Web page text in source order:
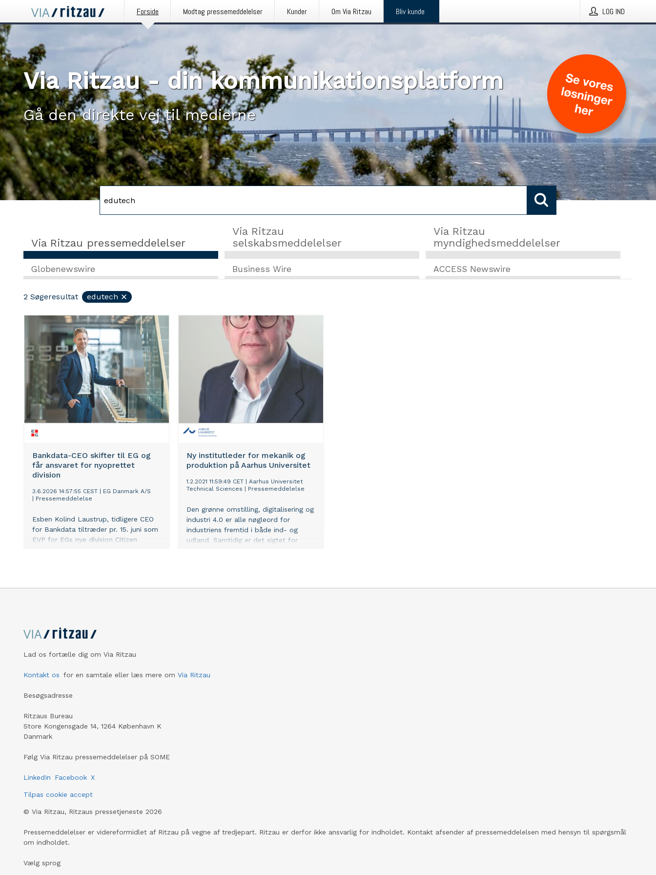
Forside Modtag pressemeddelelser Kunder Om Via Ritzau Bliv kunde LOG IND
Via Ritzau - din kommunikationsplatform
Gå den direkte vej til medierne
Via Ritzau pressemeddelelser
Via Ritzau
selskabsmeddelelser
Via Ritzau
myndighedsmeddelelser
Globenewswire Business Wire ACCESS Newswire
2 Søgeresultat edutech
Bankdata-CEO skifter til EG og
får ansvaret for nyoprettet
division
3.6.2026 14:57:55 CEST
EG Danmark A/S
Pressemeddelelse
Esben Kolind Laustrup, tidligere CEO
for Bankdata tiltræder pr. 15. juni som
EVP for EGs nye division Citizen
forretning og det momentum, som
Ny institutleder for mekanik og
produktion på Aarhus Universitet
1.2.2021 11:59:49 CET
Aarhus Universitet
Technical Sciences
Pressemeddelelse
Den grønne omstilling, digitalisering og
industri 4.0 er alle nøgleord for
industriens fremtid i både ind- og
udland. Samtidig er det sigtet for
Lad os fortælle dig om Via Ritzau
Kontakt os for en samtale eller læs mere om Via Ritzau
Besøgsadresse
Ritzaus Bureau
Store Kongensgade 14, 1264 København K
Danmark
Følg Via Ritzau pressemeddelelser på SOME
LinkedIn Facebook X
Tilpas cookie accept
© Via Ritzau, Ritzaus pressetjeneste 2026
Pressemeddelelser er videreformidlet af Ritzau på vegne af tredjepart. Ritzau er derfor ikke ansvarlig for indholdet. Kontakt afsender af pressemeddelelsen med hensyn til spørgsmål
om indholdet.
Vælg sprog